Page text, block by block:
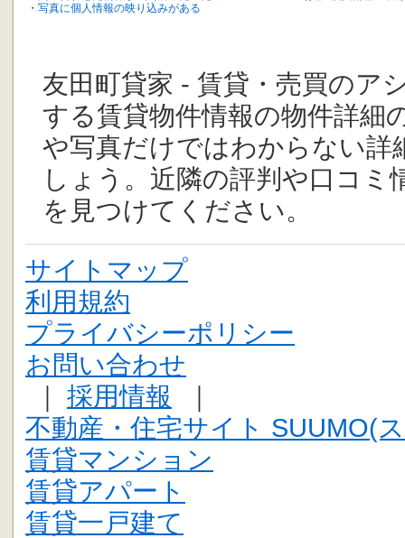
・ 写真に個人情報の映り込みがある
友田町貸家 - 賃貸・売買のア
する賃貸物件情報の物件詳細
や写真だけではわからない詳
しょう。近隣の評判や口コ
を見つけてください。
サイトマップ
利用規約
プライバシーポリシー
お問い合わせ
｜ 採用情報 ｜
不動産・住宅サイト SUUMO(
賃貸マンション
賃貸アパート
賃貸一戸建て